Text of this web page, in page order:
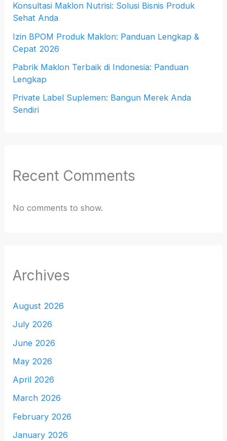
Konsultasi Maklon Nutrisi: Solusi Bisnis Produk
Sehat Anda
Izin BPOM Produk Maklon: Panduan Lengkap &
Cepat 2026
Pabrik Maklon Terbaik di Indonesia: Panduan
Lengkap
Private Label Suplemen: Bangun Merek Anda
Sendiri
Recent Comments
No comments to show.
Archives
August 2026
July 2026
June 2026
May 2026
April 2026
March 2026
February 2026
January 2026